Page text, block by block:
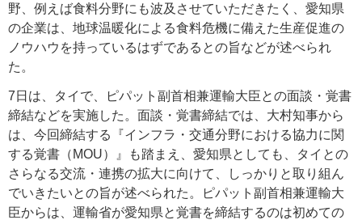
野、例えば食料分野にも波及させていただきたく、愛知県
の企業は、地球温暖化による食料危機に備えた生産促進の
ノウハウを持っているはずであるとの旨などが述べられ
た。
7日は、タイで、ピパット副首相兼運輸大臣との面談・覚書
締結などを実施した。面談・覚書締結では、大村知事から
は、今回締結する『インフラ・交通分野における協力に関
する覚書（MOU）』も踏まえ、愛知県としても、タイとの
さらなる交流・連携の拡大に向けて、しっかりと取り組ん
でいきたいとの旨が述べられた。ピパット副首相兼運輸大
臣からは、運輸省が愛知県と覚書を締結するのは初めての